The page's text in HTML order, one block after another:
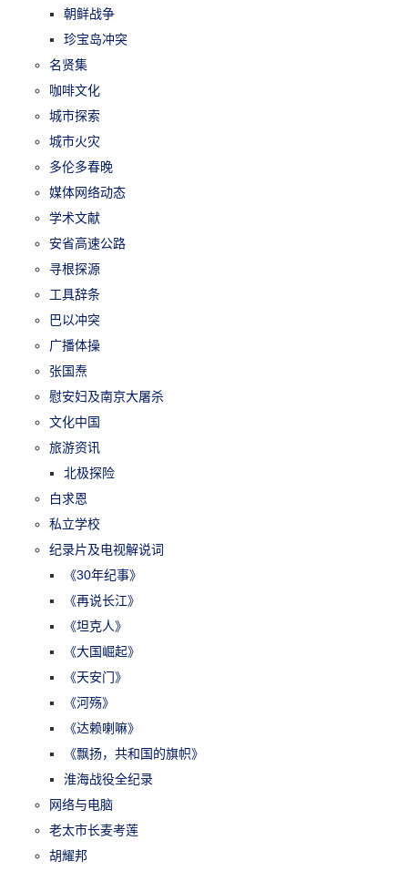
朝鲜战争
珍宝岛冲突
名贤集
咖啡文化
城市探索
城市火灾
多伦多春晚
媒体网络动态
学术文献
安省高速公路
寻根探源
工具辞条
巴以冲突
广播体操
张国焘
慰安妇及南京大屠杀
文化中国
旅游资讯
北极探险
白求恩
私立学校
纪录片及电视解说词
《30年纪事》
《再说长江》
《坦克人》
《大国崛起》
《天安门》
《河殇》
《达赖喇嘛》
《飘扬，共和国的旗帜》
淮海战役全纪录
网络与电脑
老太市长麦考莲
胡耀邦